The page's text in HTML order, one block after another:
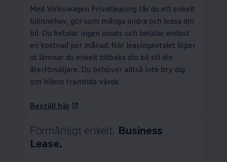
Med Volkswagen Privatleasing får du ett enkelt
bilinnehav, gör som många andra och leasa din
bil. Du betalar ingen insats och betalar endast
en kostnad per månad. När leasingavtalet löper
ut lämnar du enkelt tillbaka din bil till din
återförsäljare. Du behöver alltså inte bry dig
om bilens framtida värde.
Beställ här
Förmånligt enkelt. Business
Lease.